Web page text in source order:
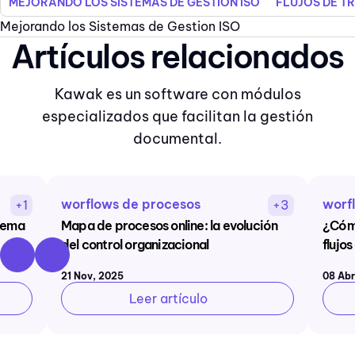
Mejorando los Sistemas de Gestion ISO
Artículos relacionados
Kawak es un software con módulos
especializados que facilitan la gestión
documental.
+1
worflows de procesos
+3
Mapa de procesos online: la evolución
del control organizacional
21 Nov, 2025
Leer artículo
08